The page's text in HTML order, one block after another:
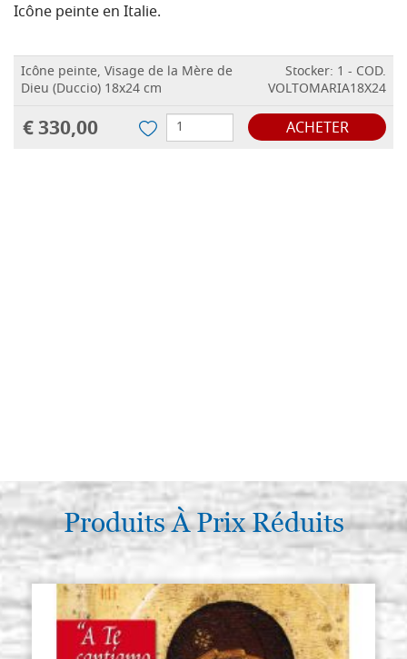
Icône peinte en Italie.
Icône peinte, Visage de la Mère de
Dieu (Duccio) 18x24 cm
Stocker: 1 - COD.
VOLTOMARIA18X24
€ 330,00 ACHETER
Produits À Prix Réduits